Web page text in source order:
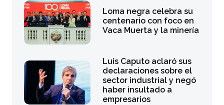
Loma negra celebra su
centenario con foco en
Vaca Muerta y la minería
Luis Caputo aclaró sus
declaraciones sobre el
sector industrial y negó
haber insultado a
empresarios